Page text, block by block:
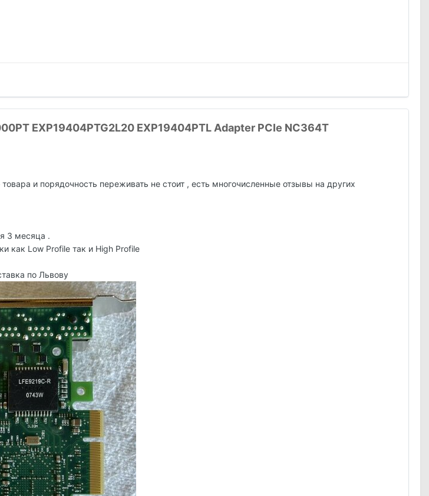
EXP19404PTG2L20 EXP19404PTL Adapter PCIe NC364T
и порядочность переживать не стоит , есть многочисленные отзывы на других
3 месяца .
как Low Profile так и High Profile
по Львову